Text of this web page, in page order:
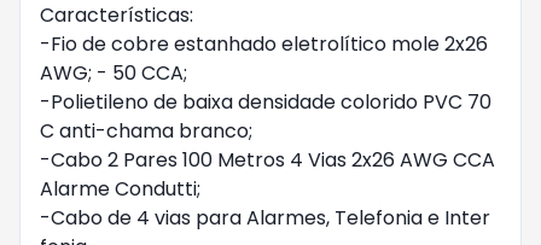
Características:
-Fio de cobre estanhado eletrolítico mole 2x26
AWG; - 50 CCA;
-Polietileno de baixa densidade colorido PVC 70
C anti-chama branco;
-Cabo 2 Pares 100 Metros 4 Vias 2x26 AWG CCA
Alarme Condutti;
-Cabo de 4 vias para Alarmes, Telefonia e Inter